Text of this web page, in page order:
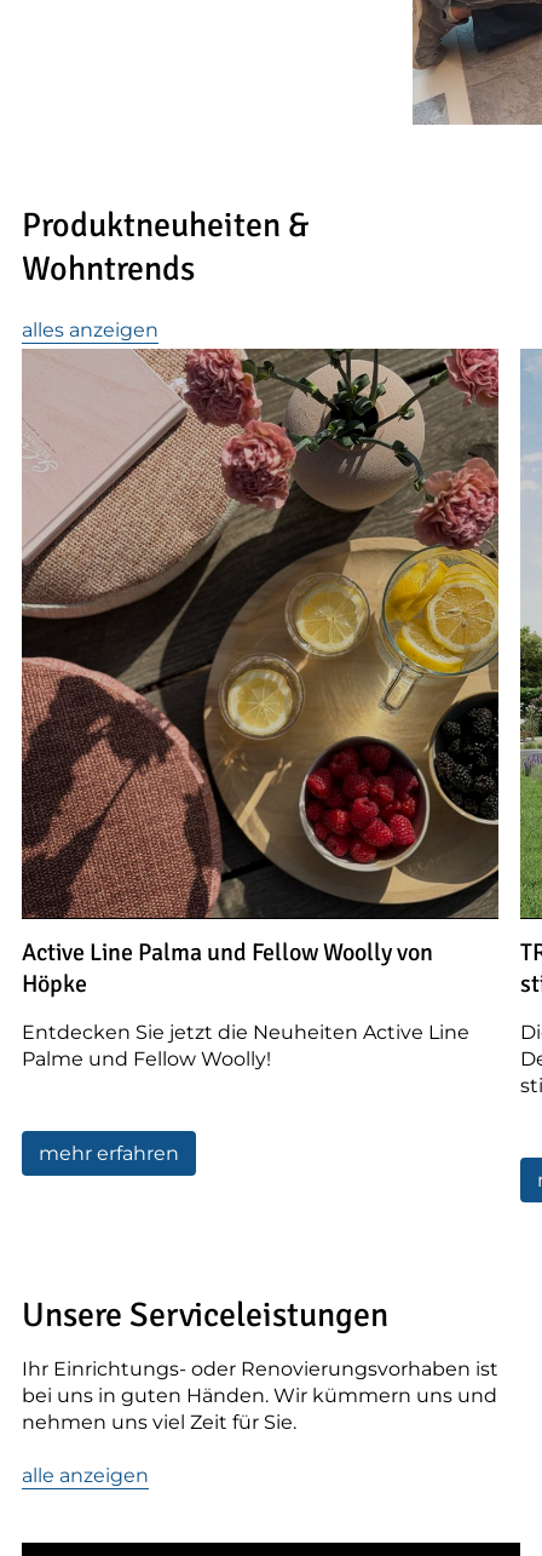
Produktneuheiten &
Wohntrends
alles anzeigen
Active Line Palma und Fellow Woolly von
Höpke
Entdecken Sie jetzt die Neuheiten Active Line
Palme und Fellow Woolly!
mehr erfahren
Unsere Serviceleistungen
Ihr Einrichtungs- oder Renovierungsvorhaben ist
bei uns in guten Händen. Wir kümmern uns und
nehmen uns viel Zeit für Sie.
alle anzeigen